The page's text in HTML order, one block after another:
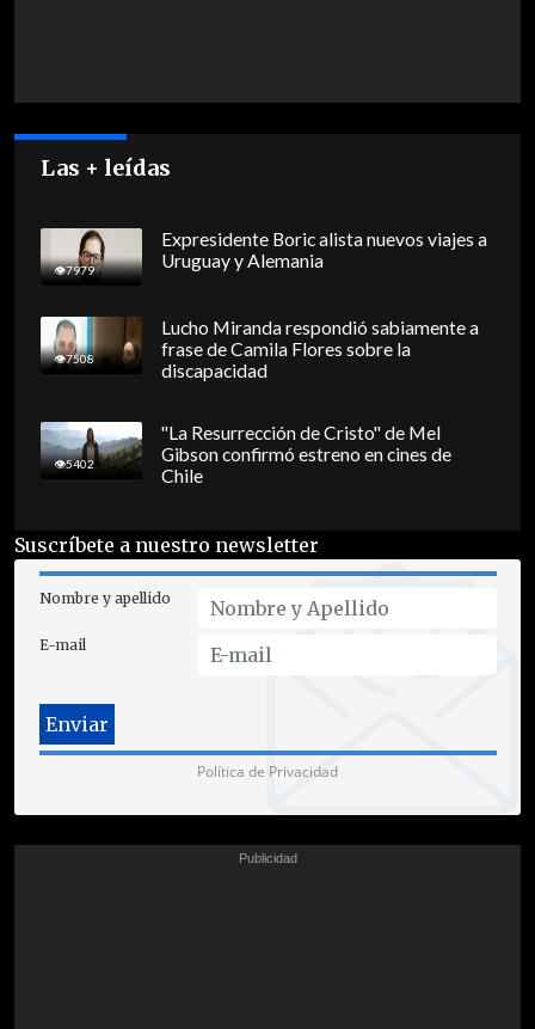
Las + leídas
7979
Expresidente Boric alista nuevos viajes a
Uruguay y Alemania
7508
Lucho Miranda respondió sabiamente a
frase de Camila Flores sobre la
discapacidad
5402
"La Resurrección de Cristo" de Mel
Gibson confirmó estreno en cines de
Chile
Suscríbete a nuestro newsletter
Nombre y apellido
E-mail
Política de Privacidad